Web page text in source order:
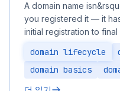
A domain name
you registered it — it
initial registration to
domain lifecycle
domain basics